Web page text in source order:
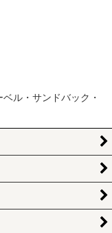
ル・サンドバック・